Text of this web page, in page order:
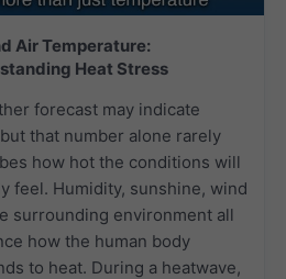
Air Temperature:
Heat Stress
forecast may indicate
that number alone rarely
how hot the conditions will
feel. Humidity, sunshine, wind
surrounding environment all
how the human body
to heat. During a heatwave,